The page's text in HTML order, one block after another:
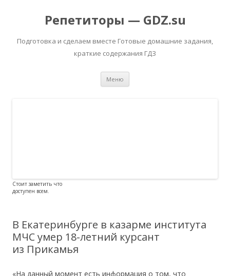
Репетиторы — GDZ.su
Подготовка и сделаем вместе Готовые домашние задания,
краткие содержания ГДЗ
Меню
Стоит заметить что
доступен всем.
В Екатеринбурге в казарме института
МЧС умер 18-летний курсант
из Прикамья
«На данный момент есть информация о том, что